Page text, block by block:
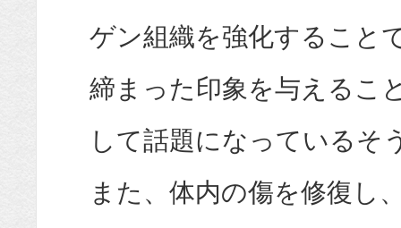
ゲン組織を強化すること
締まった印象を与えるこ
して話題になっているそ
また、体内の傷を修復し